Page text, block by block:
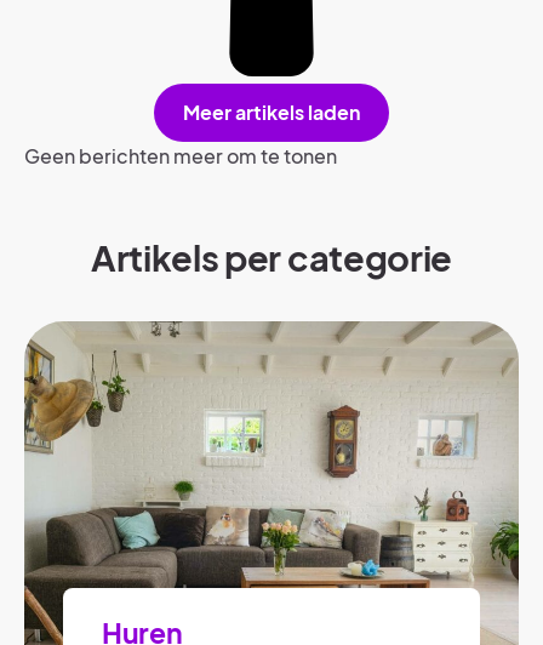
Meer artikels laden
Geen berichten meer om te tonen
Artikels per categorie​
Huren